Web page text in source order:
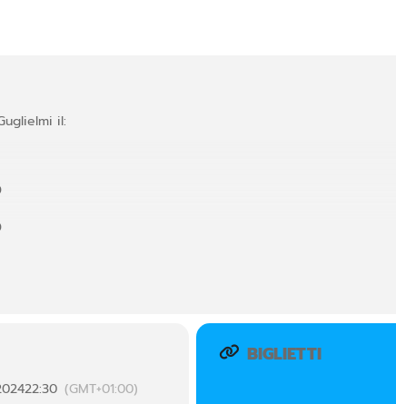
il:
mescola brani musicali iconici come “Cabaret” con una
Berlino degli anni ’30, una città, ai tempi, all’avanguardia su
22:30 (GMT+01:00)
BIGLIETTI